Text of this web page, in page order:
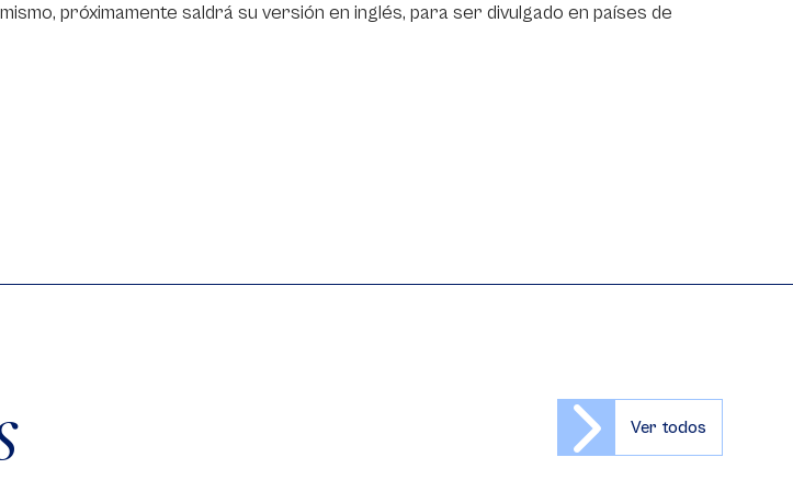
próximamente saldrá su versión en inglés, para ser divulgado en países de
Ver todos